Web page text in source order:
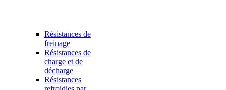
Résistances de
freinage
Résistances de
charge et de
décharge
Résistances